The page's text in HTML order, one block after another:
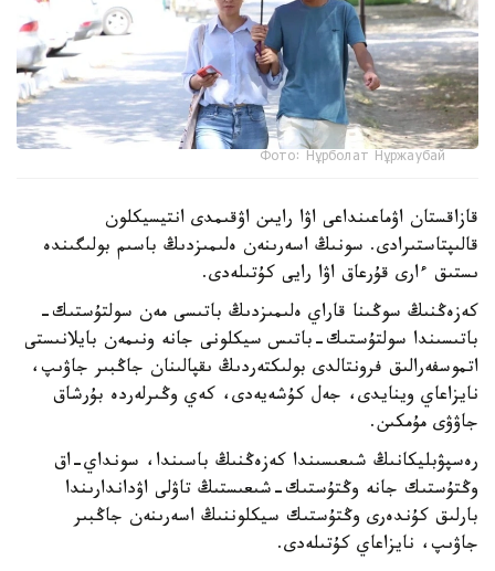
Фото: Нұрболат Нұржаубай
قازاقستان اۋماعىنداعى اۋا رايىن اۋقىمدى انتيسيكلون
قالىپتاستىرادى. سونىڭ اسەرىنەن ەلىمىزدىڭ باسىم بولىگىندە
ىستىق ءارى قۇرعاق اۋا رايى كۇتىلەدى.
كەزەڭنىڭ سوڭىنا قاراي ەلىمىزدىڭ باتىسى مەن سولتۇستىك-
باتىسىندا سولتۇستىك-باتىس سيكلونى جانە ونىمەن بايلانىستى
اتموسفەرالىق فرونتالدى بولىكتەردىڭ ىقپالىنان جاڭبىر جاۋىپ،
نايزاعاي وينايدى، جەل كۇشەيەدى، كەي وڭىرلەردە بۇرشاق
جاۋۋى مۇمكىن.
رەسپۋبليكانىڭ شىعىسىندا كەزەڭنىڭ باسىندا، سونداي-اق
وڭتۇستىك جانە وڭتۇستىك-شىعىستىڭ تاۋلى اۋداندارىندا
بارلىق كۇندەرى وڭتۇستىك سيكلوننىڭ اسەرىنەن جاڭبىر
جاۋىپ، نايزاعاي كۇتىلەدى.